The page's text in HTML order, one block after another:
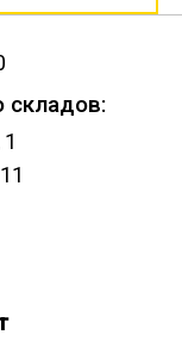
складов: